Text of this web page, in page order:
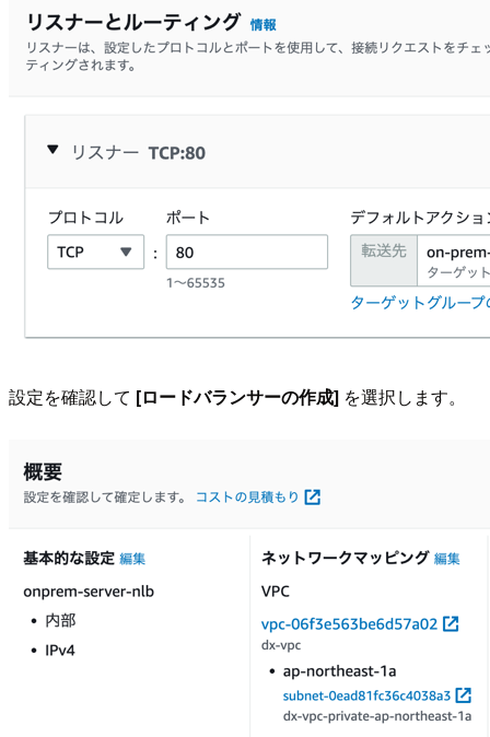
設定を確認して [ロードバランサーの作成] を選択します。